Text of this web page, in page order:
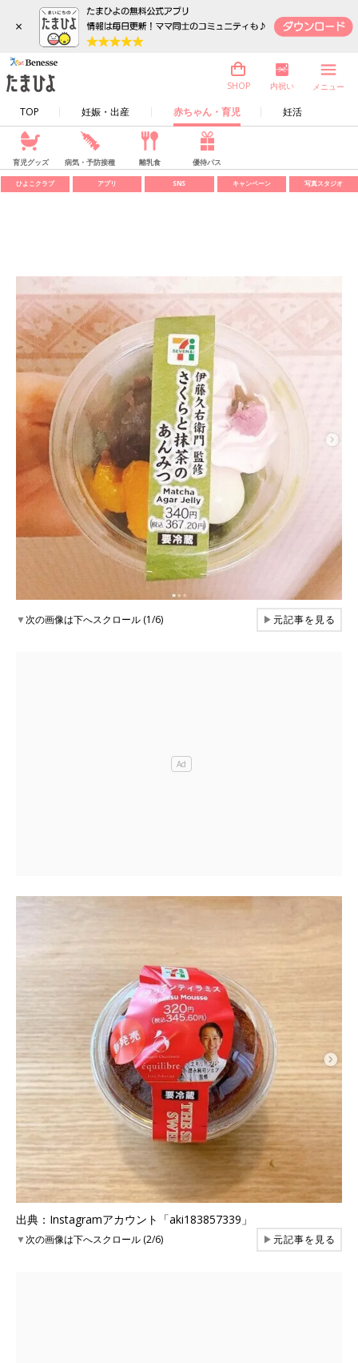
×
TOP 妊娠・出産 赤ちゃん・育児 妊活
SHOP 内祝い メニュー
育児グッズ 病気・予防接種 離乳食 優待パス
ひよこクラブ アプリ SNS キャンペーン 写真スタジオ
▼次の画像は下へスクロール (1/6) ▶元記事を見る
出典：Instagramアカウント「aki183857339」
▼次の画像は下へスクロール (2/6) ▶元記事を見る